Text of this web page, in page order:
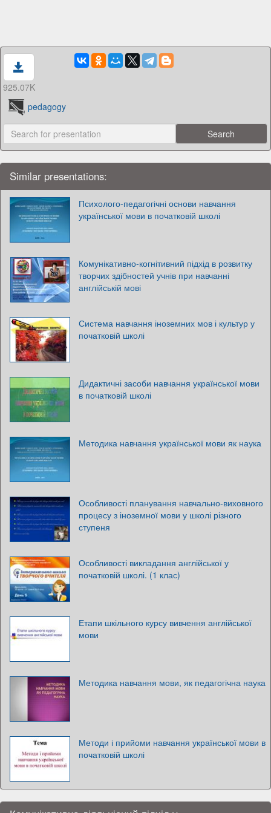
925.07K
pedagogy
Similar presentations:
Психолого-педагогічні основи навчання
української мови в початковій школі
Комунікативно-когнітивний підхід в розвитку
творчих здібностей учнів при навчанні
англійській мові
Система навчання іноземних мов і культур у
початковій школі
Дидактичні засоби навчання української мови
в початковій школі
Методика навчання української мови як наука
Особливості планування навчально-виховного
процесу з іноземної мови у школі різного
ступеня
Особливості викладання англійської у
початковій школі. (1 клас)
Етапи шкільного курсу вивчення англійської
мови
Методика навчання мови, як педагогічна наука
Методи і прийоми навчання української мови в
початковій школі